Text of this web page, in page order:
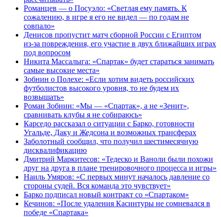
Романцев — о Посуэло: «Светлая ему память. К
сожалению, в игре я его не видел — по годам не
совпало»
Денисов пропустит матч сборной России с Египтом
из‑за повреждения, его участие в двух ближайших играх
под вопросом
Никита Массалыга: «Спартак» будет стараться занимать
самые высокие места»
Зобнин о Полехе: «Если хотим видеть российских
футболистов высокого уровня, то не будем их
возвышать»
Роман Зобнин: «Мы — «Спартак», а не «Зенит»,
сравнивать клубы я не собираюсь»
Карседо рассказал о ситуации с Барко, готовности
Угальде, Даку и Жедсона и возможных трансферах
Заболотный сообщил, что получил шестимесячную
дисквалификацию
Дмитрий Маркитесов: «Тедеско и Ваноли были похожи
друг на друга в плане тренировочного процесса и игры»
Наиль Умяров: «С первых минут началось давление со
стороны судей. Вся команда это чувствует»
Барко подписал новый контракт со «Спартаком»
Кечинов: «После удаления Касинтуры не сомневался в
победе «Спартака»